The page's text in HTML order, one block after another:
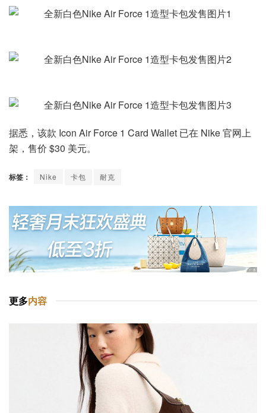
据悉，该款 Icon Air Force 1 Card Wallet 已在 Nike 官网上
架，售价 $30 美元。
标签： Nike 卡包 耐克
更多内容